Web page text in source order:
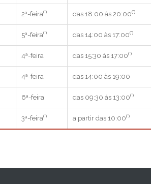
2ª-feira(*) das 18:00 às 20:00(*)
5ª-feira(*) das 14:00 às 17:00(*)
4ª-feira das 15:30 às 17:00(*)
4ª-feira das 14:00 às 19:00
6ª-feira das 09:30 às 13:00(*)
3ª-feira(*) a partir das 10:00(*)